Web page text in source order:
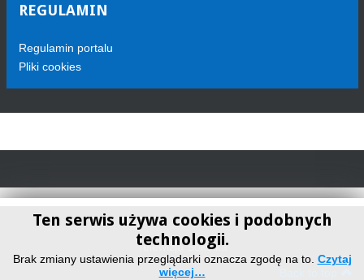
REGULAMIN
Regulamin portalu
Pliki cookies
Ten serwis używa cookies i podobnych
technologii.
Brak zmiany ustawienia przeglądarki oznacza zgodę na to. Czytaj
więcej…
Telewizja Sokółka